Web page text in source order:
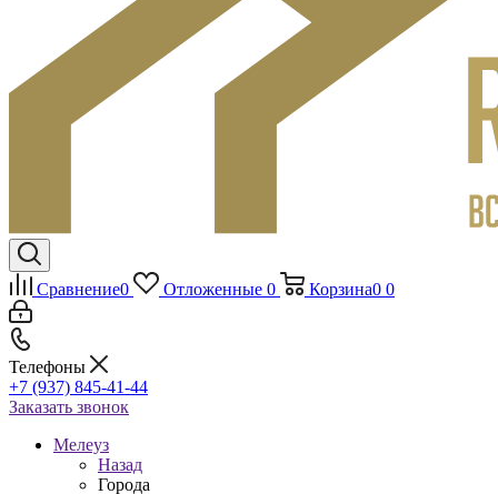
Сравнение0 Отложенные 0 Корзина0 0
Телефоны
+7 (937) 845-41-44
Заказать звонок
Мелеуз
Назад
Города